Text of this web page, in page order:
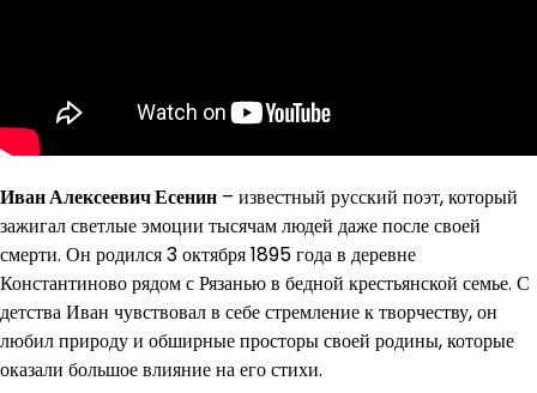
Иван Алексеевич Есенин – известный русский поэт, который
зажигал светлые эмоции тысячам людей даже после своей
смерти. Он родился 3 октября 1895 года в деревне
Константиново рядом с Рязанью в бедной крестьянской семье. С
детства Иван чувствовал в себе стремление к творчеству, он
любил природу и обширные просторы своей родины, которые
оказали большое влияние на его стихи.